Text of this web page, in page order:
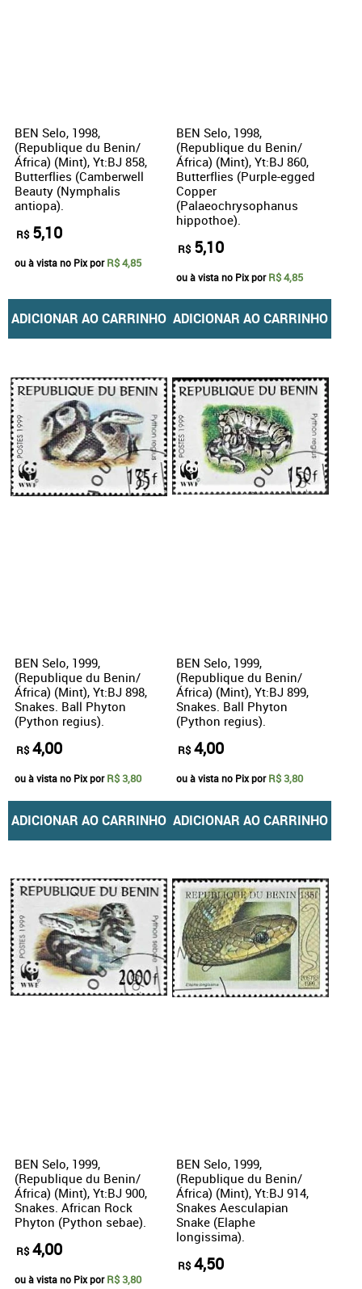
BEN Selo, 1998,
(Republique du Benin/
África) (Mint), Yt:BJ 858,
Butterflies (Camberwell
Beauty (Nymphalis
antiopa).
R$ 5,10
ou à vista no Pix porR$ 4,85
ADICIONAR AO CARRINHO
BEN Selo, 1998,
(Republique du Benin/
África) (Mint), Yt:BJ 860,
Butterflies (Purple-egged
Copper
(Palaeochrysophanus
hippothoe).
R$ 5,10
ou à vista no Pix porR$ 4,85
ADICIONAR AO CARRINHO
BEN Selo, 1999,
(Republique du Benin/
África) (Mint), Yt:BJ 898,
Snakes. Ball Phyton
(Python regius).
R$ 4,00
ou à vista no Pix porR$ 3,80
ADICIONAR AO CARRINHO
BEN Selo, 1999,
(Republique du Benin/
África) (Mint), Yt:BJ 899,
Snakes. Ball Phyton
(Python regius).
R$ 4,00
ou à vista no Pix porR$ 3,80
ADICIONAR AO CARRINHO
BEN Selo, 1999,
(Republique du Benin/
África) (Mint), Yt:BJ 900,
Snakes. African Rock
Phyton (Python sebae).
R$ 4,00
ou à vista no Pix porR$ 3,80
BEN Selo, 1999,
(Republique du Benin/
África) (Mint), Yt:BJ 914,
Snakes Aesculapian
Snake (Elaphe
longissima).
R$ 4,50